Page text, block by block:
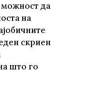
да
на
скриен
што го